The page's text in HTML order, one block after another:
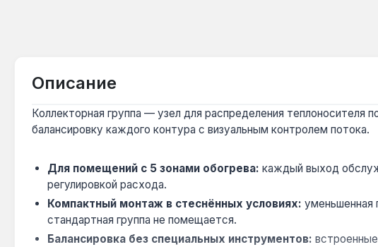
Описание
Коллекторная группа — узел для распределения
балансировку каждого контура с визуальным контролем потока.
Для помещений с 5 зонами обогрева: каждый выход
регулировкой расхода.
Компактный монтаж в стеснённых условиях: уменьшенная
стандартная группа не помещается.
Балансировка без специальных инструментов: